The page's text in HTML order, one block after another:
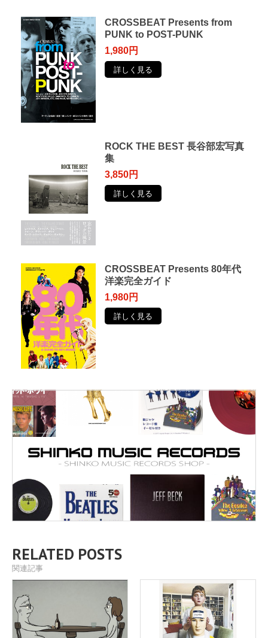
CROSSBEAT Presents from
PUNK to POST-PUNK
1,980円
詳しく見る
ROCK THE BEST 長谷部宏写真
集
3,850円
詳しく見る
CROSSBEAT Presents 80年代
洋楽完全ガイド
1,980円
詳しく見る
RELATED POSTS
関連記事